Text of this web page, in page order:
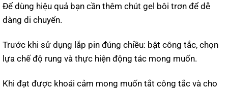
Để dùng hiệu quả bạn cần thêm chút gel bôi trơn để dễ
dàng di chuyển.
Trước khi sử dụng lắp pin đúng chiều: bật công tắc, chọn
lựa chế độ rung và thực hiện động tác mong muốn.
Khi đạt được khoái cảm mong muốn tắt công tắc và cho